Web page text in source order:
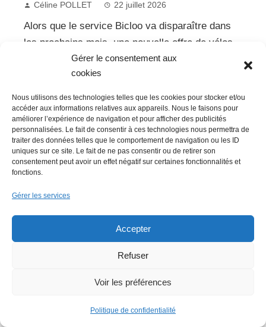
Gérer le consentement aux
cookies
Nous utilisons des technologies telles que les cookies pour stocker et/ou
accéder aux informations relatives aux appareils. Nous le faisons pour
améliorer l’expérience de navigation et pour afficher des publicités
personnalisées. Le fait de consentir à ces technologies nous permettra de
traiter des données telles que le comportement de navigation ou les ID
uniques sur ce site. Le fait de ne pas consentir ou de retirer son
consentement peut avoir un effet négatif sur certaines fonctionnalités et
fonctions.
Gérer les services
Accepter
Refuser
Voir les préférences
Politique de confidentialité
Céline POLLET 22 juillet 2026
Alors que le service Bicloo va disparaître dans
les prochains mois, une nouvelle offre de vélos
électriques en libre-service arrive. Après
l'annonce de l'opérateur par Nantes Métro...
argiles : Sandrine Rousseau